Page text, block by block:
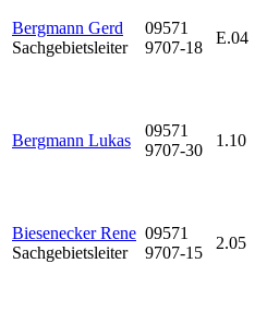
Bergmann Gerd
Sachgebietsleiter
09571
9707-18
E.04
Bergmann Lukas
09571
9707-30
1.10
Biesenecker Rene
Sachgebietsleiter
09571
9707-15
2.05